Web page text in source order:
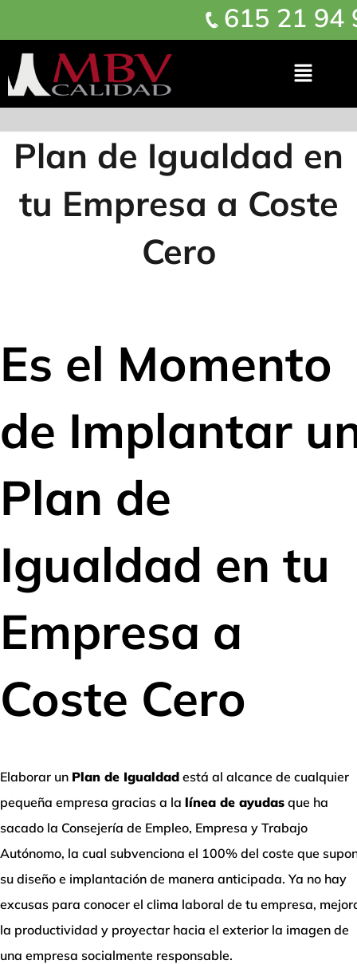
615 21 94
Plan de Igualdad en
tu Empresa a Coste
Cero
Es el Momento
de Implantar
Plan de
Igualdad en tu
Empresa a
Coste Cero
Elaborar un Plan de Igualdadestá al alcance de cualquier
pequeña empresa gracias a la línea de ayudasque ha
sacado la Consejería de Empleo, Empresa y Trabajo
Autónomo, la cual subvenciona el 100%del coste que
su diseño e implantación de manera anticipada. Ya no hay
excusas para conocer el clima laboral de tu empresa,
la productividad y proyectar hacia el exterior la imagen de
una empresa socialmente responsable.